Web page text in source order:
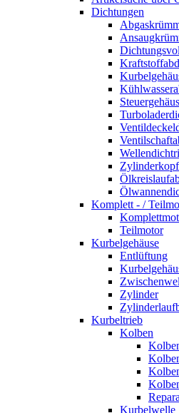
Dichtungen
Komplett - /
Teilmotor
Kurbelgehäuse
Entlüftung
Zylinder
Kurbeltrieb
Kolben
Kurbelwelle